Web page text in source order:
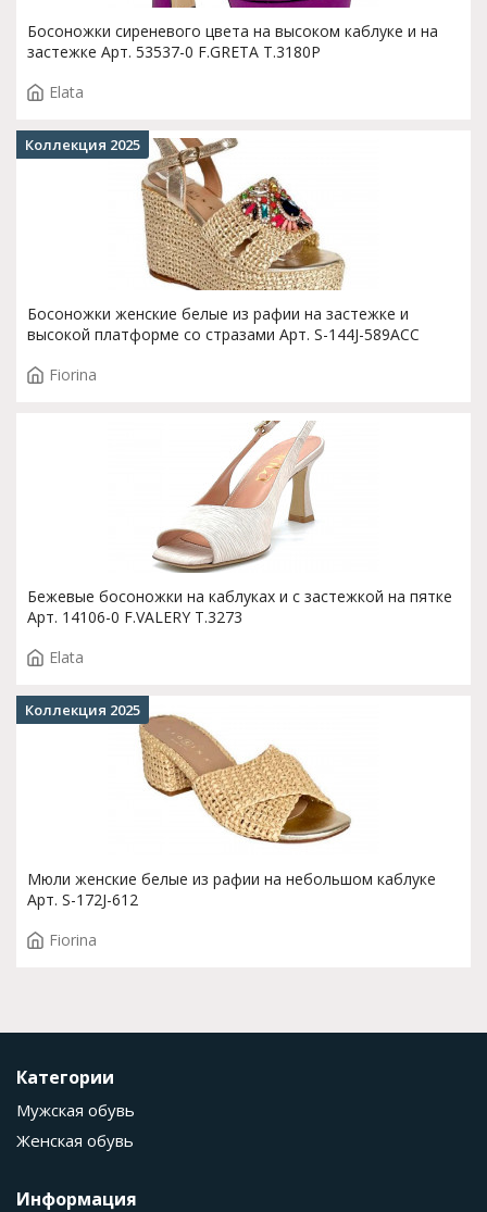
Босоножки сиреневого цвета на высоком каблуке и на
застежке Арт. 53537-0 F.GRETA T.3180P
Elata
Босоножки женские белые из рафии на застежке и
высокой платформе со стразами Арт. S-144J-589ACC
Fiorina
Коллекция 2025
Бежевые босоножки на каблуках и с застежкой на пятке
Арт. 14106-0 F.VALERY T.3273
Elata
Мюли женские белые из рафии на небольшом каблуке
Арт. S-172J-612
Fiorina
Коллекция 2025
Категории
Мужская обувь
Женская обувь
Информация